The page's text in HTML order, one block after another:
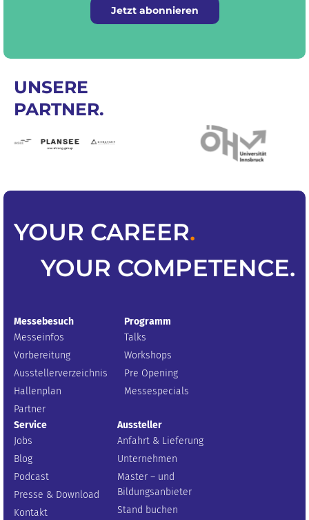
Jetzt abonnieren
UNSERE
PARTNER.
YOUR CAREER.
YOUR COMPETENCE.
Messebesuch
Messeinfos
Vorbereitung
Ausstellerverzeichnis
Hallenplan
Partner
Programm
Talks
Workshops
Pre Opening
Messespecials
Service
Jobs
Blog
Podcast
Presse & Download
Kontakt
Aussteller
Anfahrt & Lieferung
Unternehmen
Master – und
Bildungsanbieter
Stand buchen